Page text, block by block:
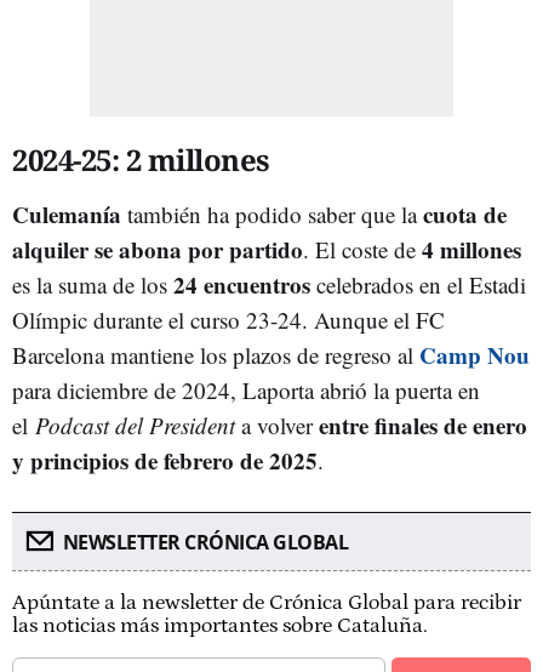
2024-25: 2 millones
Culemanía también ha podido saber que lacuota de
alquiler se abona por partido. El coste de 4 millones
es la suma de los 24 encuentros celebrados en el Estadi
Olímpic durante el curso 23-24. Aunque el FC
Barcelona mantiene los plazos de regreso al Camp Nou
para diciembre de 2024, Laporta abrió la puerta en
el Podcast del Presidenta volverentre finales de enero
y principios de febrero de 2025.
NEWSLETTER CRÓNICA GLOBAL
Apúntate a la newsletter de Crónica Global para recibir
las noticias más importantes sobre Cataluña.